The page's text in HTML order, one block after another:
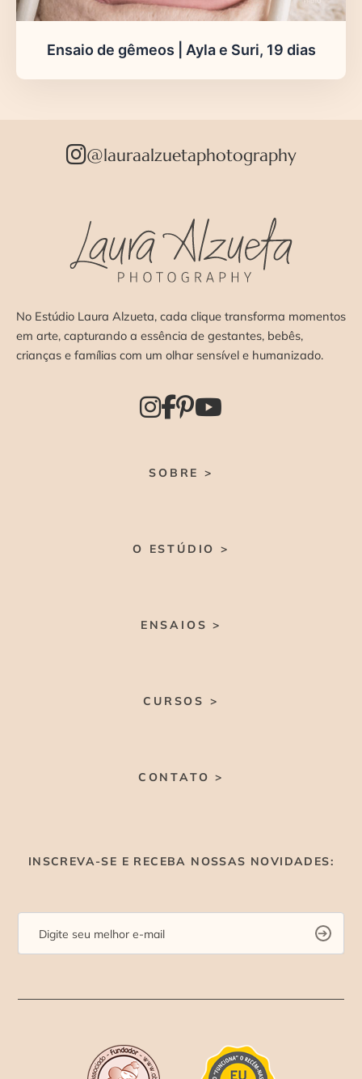
Ensaio de gêmeos | Ayla e Suri, 19 dias
@lauraalzuetaphotography
No Estúdio Laura Alzueta, cada clique transforma momentos
em arte, capturando a essência de gestantes, bebês,
crianças e famílias com um olhar sensível e humanizado.
SOBRE >
O ESTÚDIO >
ENSAIOS >
CURSOS >
CONTATO >
INSCREVA-SE E RECEBA NOSSAS NOVIDADES: